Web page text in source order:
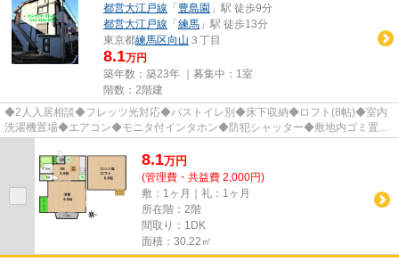
都営大江戸線 「 豊島園 」駅 徒歩9分
都営大江戸線 「 練馬 」駅 徒歩13分
東京都練馬区向山 ３丁目
8.1万円
築年数：築23年 ｜募集中： 1室
階数：2階建
◆2人入居相談◆フレッツ光対応◆バストイレ別◆床下収納◆ロフト(8帖)◆室内
洗濯機置場◆エアコン◆モニタ付インタホン◆防犯シャッター◆敷地内ゴミ置場
8.1万円
(管理費・共益費 2,000円)
敷：1ヶ月｜礼：1ヶ月
所在階：2階
間取り：1DK
面積：30.22㎡